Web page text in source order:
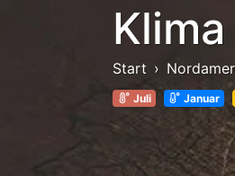
Start
Juli Januar